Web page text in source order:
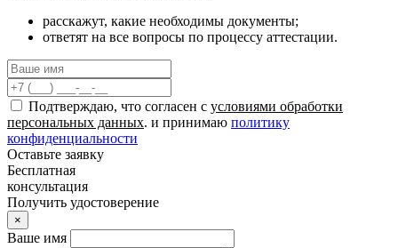
расскажут, какие необходимы документы;
ответят на все вопросы по процессу аттестации.
Подтверждаю, что согласен с условиями обработки
персональных данных. и принимаю политику
конфиденциальности
Оставьте заявку
Бесплатная
консультация
Получить удостоверение
×
Ваше имя